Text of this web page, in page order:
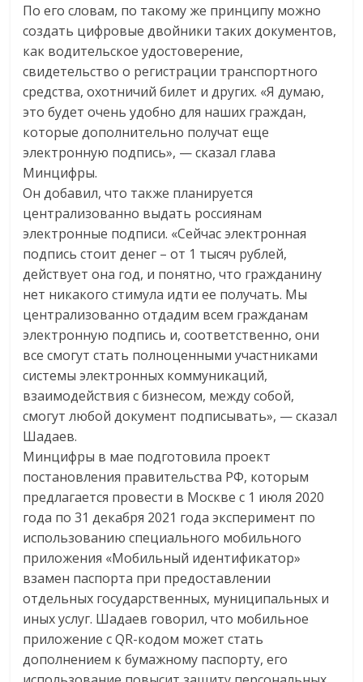
По его словам, по такому же принципу можно
создать цифровые двойники таких документов,
как водительское удостоверение,
свидетельство о регистрации транспортного
средства, охотничий билет и других. «Я думаю,
это будет очень удобно для наших граждан,
которые дополнительно получат еще
электронную подпись», — сказал глава
Минцифры.
Он добавил, что также планируется
централизованно выдать россиянам
электронные подписи. «Сейчас электронная
подпись стоит денег – от 1 тысяч рублей,
действует она год, и понятно, что гражданину
нет никакого стимула идти ее получать. Мы
централизованно отдадим всем гражданам
электронную подпись и, соответственно, они
все смогут стать полноценными участниками
системы электронных коммуникаций,
взаимодействия с бизнесом, между собой,
смогут любой документ подписывать», — сказал
Шадаев.
Минцифры в мае подготовила проект
постановления правительства РФ, которым
предлагается провести в Москве с 1 июля 2020
года по 31 декабря 2021 года эксперимент по
использованию специального мобильного
приложения «Мобильный идентификатор»
взамен паспорта при предоставлении
отдельных государственных, муниципальных и
иных услуг. Шадаев говорил, что мобильное
приложение с QR-кодом может стать
дополнением к бумажному паспорту, его